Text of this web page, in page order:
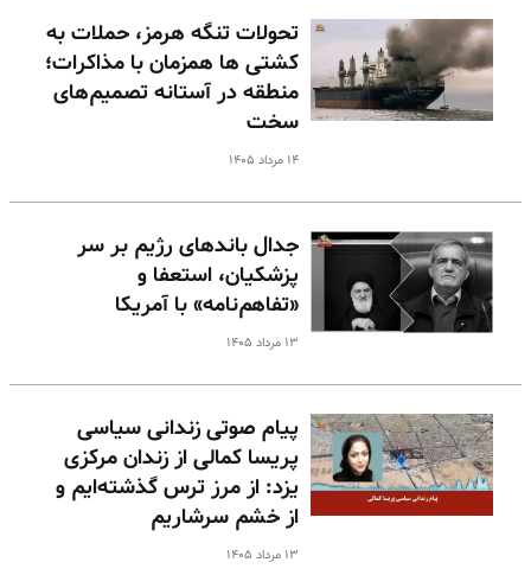
تحولات تنگه هرمز، حملات به
کشتی ها همزمان با مذاکرات؛
منطقه در آستانه تصمیم‌های
سخت
۱۴ مرداد ۱۴۰۵
جدال باندهای رژیم بر سر
پزشکیان، استعفا و
«تفاهم‌نامه» با آمریکا
۱۳ مرداد ۱۴۰۵
پیام صوتی زندانی سیاسی
پریسا کمالی از زندان مرکزی
یزد: از مرز ترس گذشته‌ایم و
از خشم سرشاریم
۱۳ مرداد ۱۴۰۵